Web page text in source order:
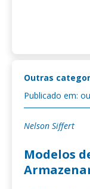
Outras
Publicado em:
Nelson Siffert
Modelos